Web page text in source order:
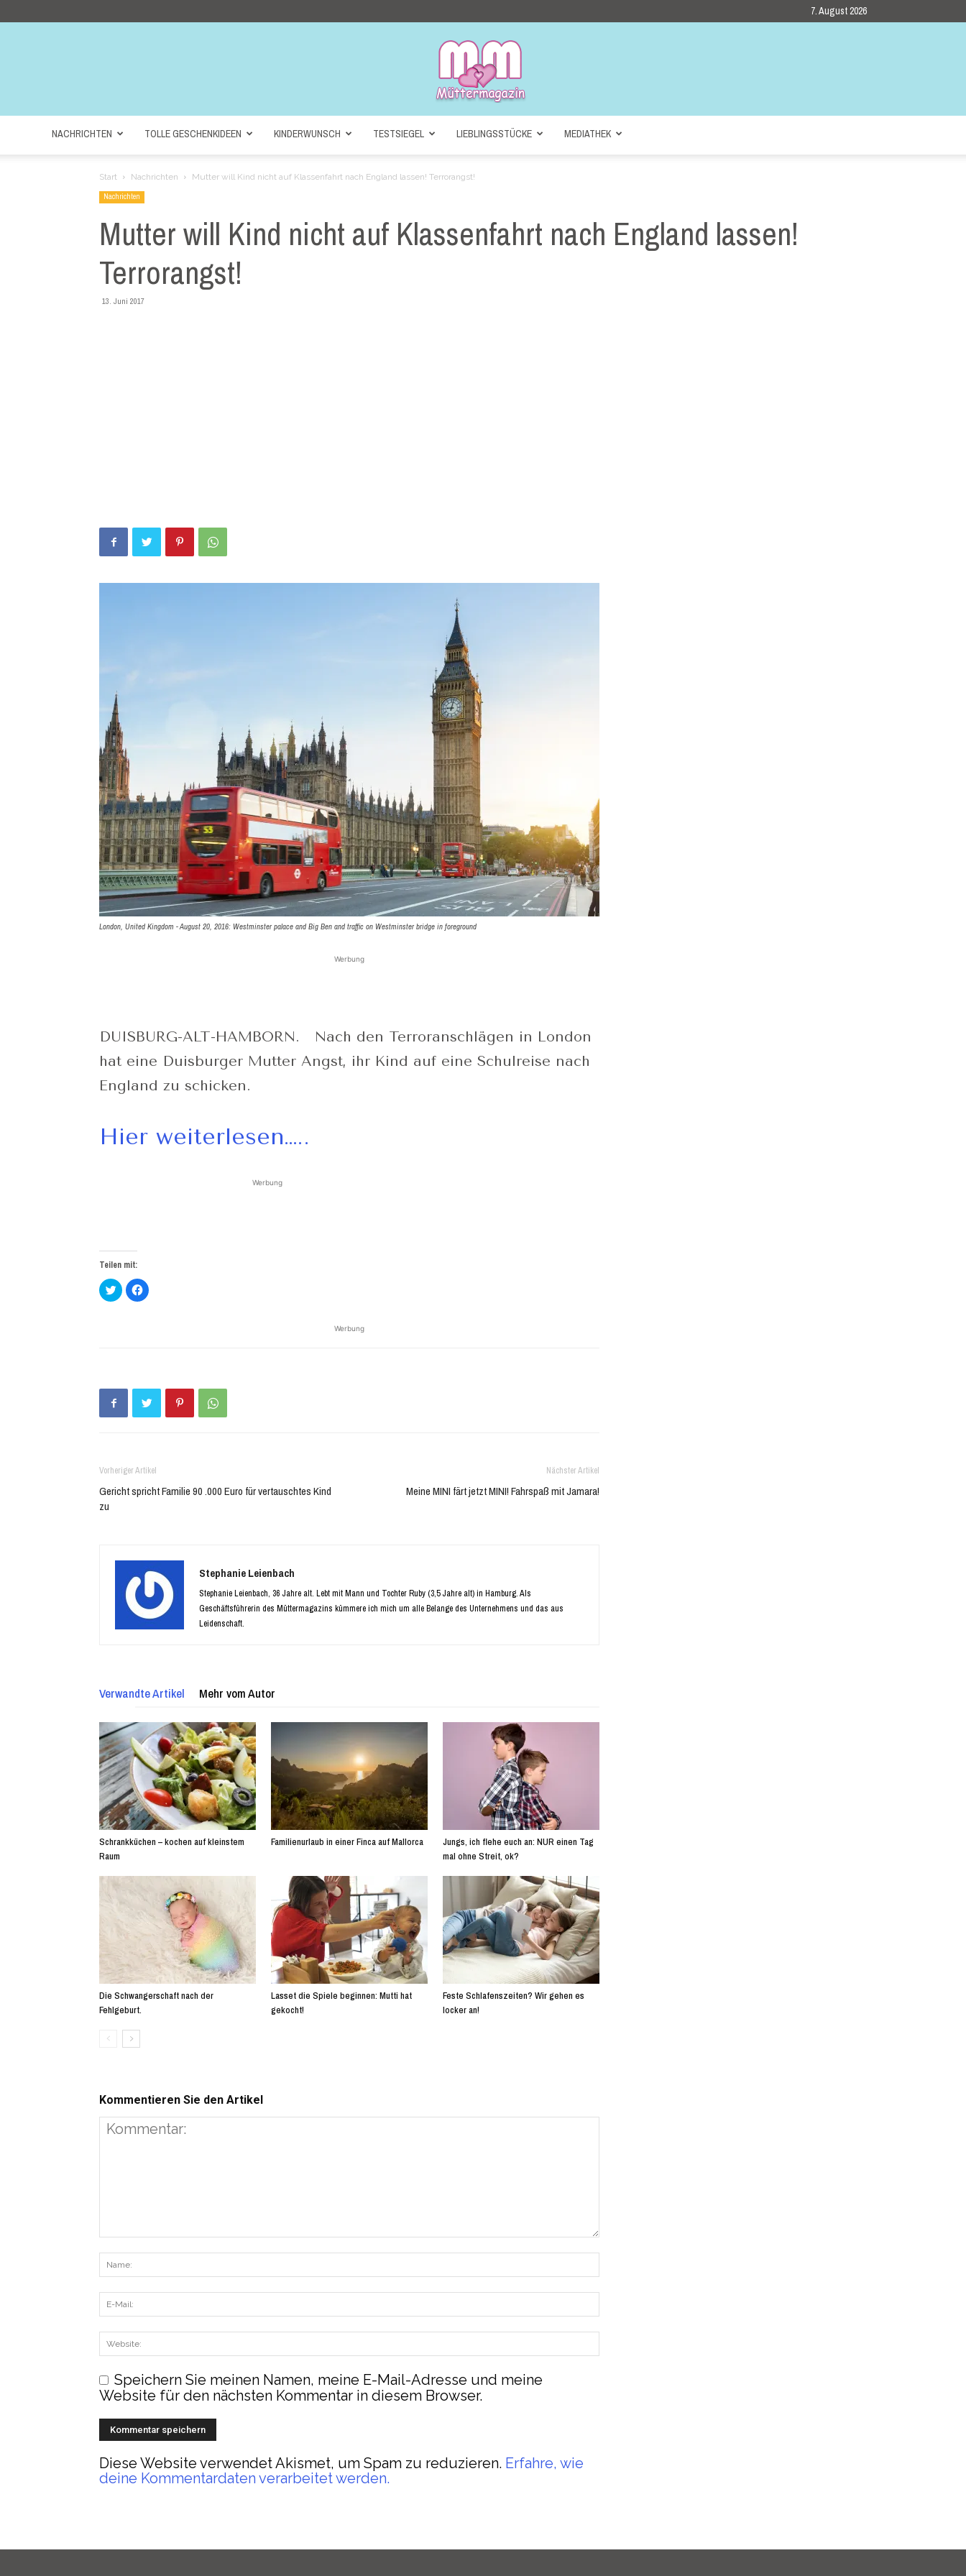
7. August 2026
NACHRICHTEN TOLLE GESCHENKIDEEN KINDERWUNSCH TESTSIEGEL LIEBLINGSSTÜCKE MEDIATHEK
Start Nachrichten Mutter will Kind nicht auf Klassenfahrt nach England lassen! Terrorangst!
Nachrichten
Mutter will Kind nicht auf Klassenfahrt nach England lassen!
Terrorangst!
13. Juni 2017
London, United Kingdom - August 20, 2016: Westminster palace and Big Ben and traffic on Westminster bridge in foreground
Werbung
DUISBURG-ALT-HAMBORN.
Nach den Terroranschlägen in London
hat eine Duisburger Mutter Angst, ihr Kind auf eine Schulreise nach
England zu schicken.
Hier weiterlesen…..
Werbung
Teilen mit:
Klick,
um
über
Klick,
um
Werbung
Vorheriger Artikel
Gericht spricht Familie 90 .000 Euro für vertauschtes Kind
zu
Nächster Artikel
Meine MINI färt jetzt MINI! Fahrspaß mit Jamara!
Stephanie Leienbach
Stephanie Leienbach, 36 Jahre alt. Lebt mit Mann und Tochter Ruby (3,5 Jahre alt) in Hamburg. Als
Geschäftsführerin des Müttermagazins kümmere ich mich um alle Belange des Unternehmens und das aus
Leidenschaft.
Verwandte Artikel Mehr vom Autor
Schrankküchen – kochen auf kleinstem
Raum
Familienurlaub in einer Finca auf Mallorca
Jungs, ich flehe euch an: NUR einen Tag
mal ohne Streit, ok?
Die Schwangerschaft nach der
Fehlgeburt.
Lasset die Spiele beginnen: Mutti hat
gekocht!
Feste Schlafenszeiten? Wir gehen es
locker an!
Kommentieren Sie den Artikel
Speichern Sie meinen Namen, meine E-Mail-Adresse und meine
Website für den nächsten Kommentar in diesem Browser.
Diese Website verwendet Akismet, um Spam zu reduzieren. Erfahre, wie
deine Kommentardaten verarbeitet werden.